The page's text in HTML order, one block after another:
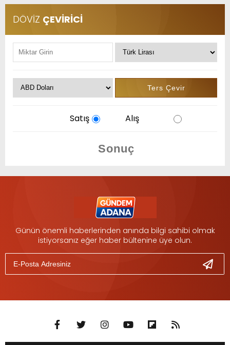
DÖVİZ ÇEVİRİCİ
Satış Alış
Günün önemli haberlerinden anında bilgi sahibi olmak
istiyorsanız eğer haber bültenine üye olun.